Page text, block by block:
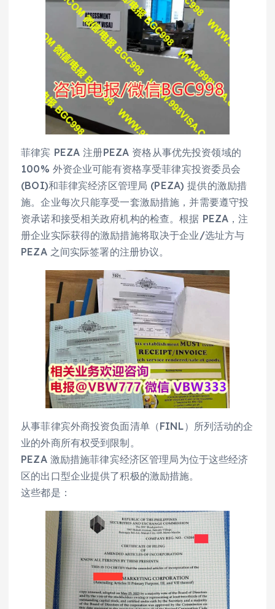
菲律宾 PEZA 注册PEZA 资格从事优先投资领域的
100% 外资企业可能有资格享受菲律宾投资委员会
(BOI)和菲律宾经济区管理局 (PEZA) 提供的激励措
施。企业每次只能享受一套激励措施，并需要遵守投
资承诺和接受相关政府机构的检查。根据 PEZA，注
册企业实际获得的激励措施将取决于企业/选址方与
PEZA 之间实际签署的注册协议。
从事菲律宾外商投资负面清单（FINL）所列活动的企
业的外商所有权受到限制。
PEZA 激励措施菲律宾经济区管理局为位于这些经济
区的出口型企业提供了积极的激励措施。
这些都是：